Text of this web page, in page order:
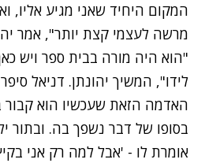
המקום היחיד שאני מגיע אליו,
מרשה לעצמי קצת יותר", אמר
"הוא היה מורה בבית ספר ויש
לידו", המשיך יהונתן. דניאל
האדמה הזאת שעכשיו הוא
בסופו של דבר נשפך בה. ובתור
אומרת לו - 'אבל למה רק אני